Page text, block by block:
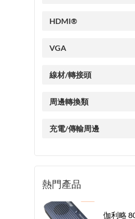
HDMI®
VGA
線材/轉接頭
周邊轉換類
充電/傳輸周邊
熱門產品
伽利略